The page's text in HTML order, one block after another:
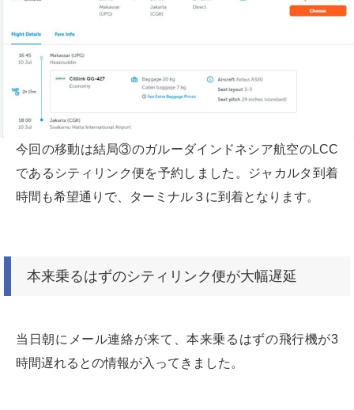
今回の移動は結局③のガルーダインドネシア航空のLCC
であるシティリンク便を予約しました。ジャカルタ到着
時間も希望通りで、ターミナル３に到着となります。
本来乗るはずのシティリンク便が大幅遅延
当日朝にメール連絡が来て、本来乗るはずの飛行機が3
時間遅れるとの情報が入ってきました。